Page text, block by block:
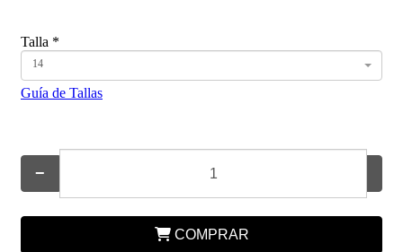
Talla *
14
Guía de Tallas
−
COMPRAR